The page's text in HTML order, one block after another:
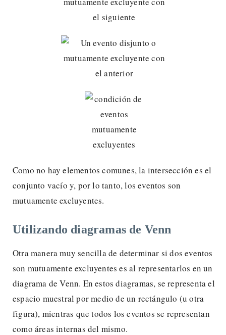
Como no hay elementos comunes, la intersección es el
conjunto vacío y, por lo tanto, los eventos son
mutuamente excluyentes.
Utilizando diagramas de Venn
Otra manera muy sencilla de determinar si dos eventos
son mutuamente excluyentes es al representarlos en un
diagrama de Venn. En estos diagramas, se representa el
espacio muestral por medio de un rectángulo (u otra
figura), mientras que todos los eventos se representan
como áreas internas del mismo.